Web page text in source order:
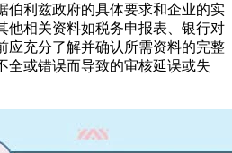
伯利兹政府的具体要求和企业的实
他相关资料如税务申报表、银行对
应充分了解并确认所需资料的完整
全或错误而导致的审核延误或失